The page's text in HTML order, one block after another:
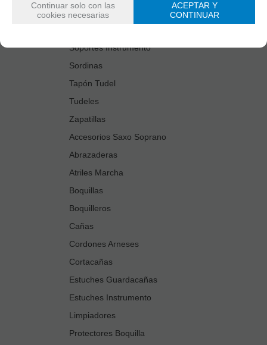
Protectores Boquilla
Soportes Instrumento
Sordinas
Tapón Tudel
Tudeles
Zapatillas
Accesorios Saxo Soprano
Abrazaderas
Atriles Marcha
Boquillas
Boquilleros
Cañas
Cordones Arneses
Cortacañas
Estuches Guardacañas
Estuches Instrumento
Limpiadores
Protectores Boquilla
Continuar solo con las
cookies necesarias
ACEPTAR Y
CONTINUAR